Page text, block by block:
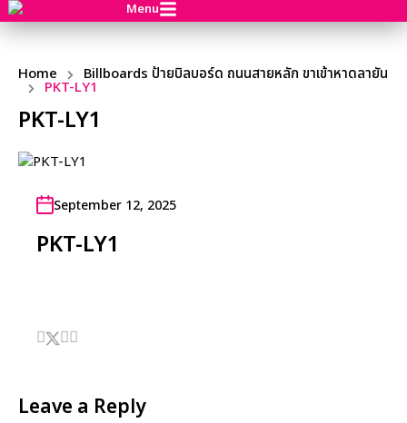
Menu
Home Billboards ป้ายบิลบอร์ด ถนนสายหลัก ขาเข้าหาดลายัน
PKT-LY1
PKT-LY1
September 12, 2025
PKT-LY1
Leave a Reply